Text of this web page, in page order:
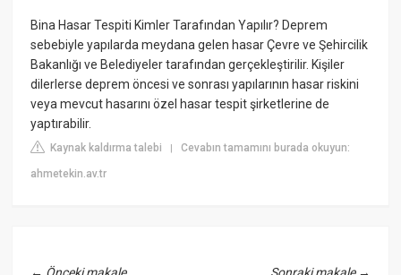
Bina Hasar Tespiti Kimler Tarafından Yapılır? Deprem
sebebiyle yapılarda meydana gelen hasar Çevre ve Şehircilik
Bakanlığı ve Belediyeler tarafından gerçekleştirilir. Kişiler
dilerlerse deprem öncesi ve sonrası yapılarının hasar riskini
veya mevcut hasarını özel hasar tespit şirketlerine de
yaptırabilir.
Kaynak kaldırma talebi |Cevabın tamamını burada okuyun:
ahmetekin.av.tr
← Önceki makale Sonraki makale→